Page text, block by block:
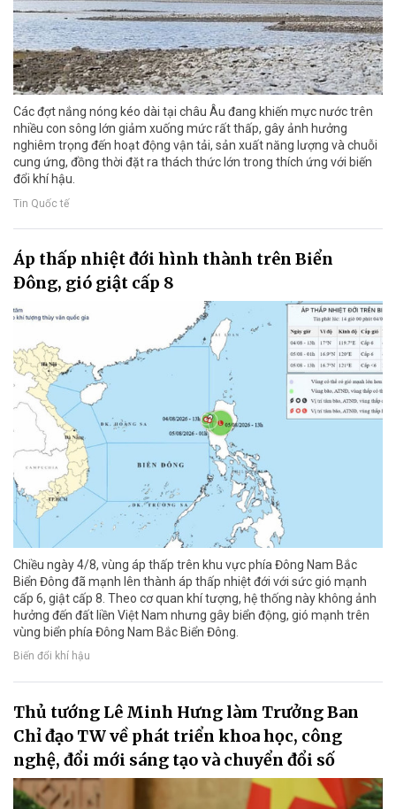
Các đợt nắng nóng kéo dài tại châu Âu đang khiến mực nước trên
nhiều con sông lớn giảm xuống mức rất thấp, gây ảnh hưởng
nghiêm trọng đến hoạt động vận tải, sản xuất năng lượng và chuỗi
cung ứng, đồng thời đặt ra thách thức lớn trong thích ứng với biến
đổi khí hậu.
Tin Quốc tế
Áp thấp nhiệt đới hình thành trên Biển
Đông, gió giật cấp 8
Chiều ngày 4/8, vùng áp thấp trên khu vực phía Đông Nam Bắc
Biển Đông đã mạnh lên thành áp thấp nhiệt đới với sức gió mạnh
cấp 6, giật cấp 8. Theo cơ quan khí tượng, hệ thống này không ảnh
hưởng đến đất liền Việt Nam nhưng gây biển động, gió mạnh trên
vùng biển phía Đông Nam Bắc Biển Đông.
Biến đổi khí hậu
Thủ tướng Lê Minh Hưng làm Trưởng Ban
Chỉ đạo TW về phát triển khoa học, công
nghệ, đổi mới sáng tạo và chuyển đổi số